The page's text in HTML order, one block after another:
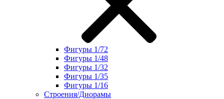
Фигуры 1/72
Фигуры 1/48
Фигуры 1/32
Фигуры 1/35
Фигуры 1/16
Строения/Диорамы